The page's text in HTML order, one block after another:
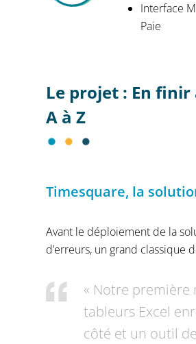
Interface
Paie
Le projet : En
A à Z
Timesquare, la
Avant le déploiement de la
d’erreurs, un grand classique
« Notre première
tableurs Excel
côté et un outil